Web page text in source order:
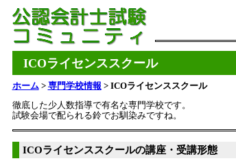
ICOライセンススクール
ホーム> 専門学校情報 > ICOライセンススクール
徹底した少人数指導で有名な専門学校です。
試験会場で配られる鈴でお馴染みですね。
ICOライセンススクールの講座・受講形態